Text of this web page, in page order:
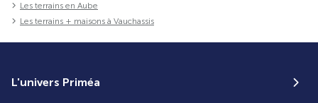
Les terrains en Aube
Les terrains + maisons à Vauchassis
L'univers Priméa